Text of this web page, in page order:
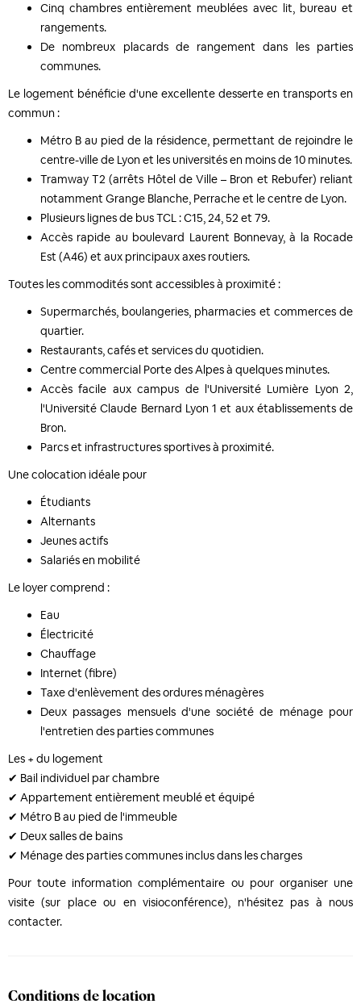
Cinq chambres entièrement meublées avec lit, bureau et
rangements.
De nombreux placards de rangement dans les parties
communes.
Le logement bénéficie d'une excellente desserte en transports en
commun :
Métro B au pied de la résidence, permettant de rejoindre le
centre-ville de Lyon et les universités en moins de 10 minutes.
Tramway T2 (arrêts Hôtel de Ville – Bron et Rebufer) reliant
notamment Grange Blanche, Perrache et le centre de Lyon.
Plusieurs lignes de bus TCL : C15, 24, 52 et 79.
Accès rapide au boulevard Laurent Bonnevay, à la Rocade
Est (A46) et aux principaux axes routiers.
Toutes les commodités sont accessibles à proximité :
Supermarchés, boulangeries, pharmacies et commerces de
quartier.
Restaurants, cafés et services du quotidien.
Centre commercial Porte des Alpes à quelques minutes.
Accès facile aux campus de l'Université Lumière Lyon 2,
l'Université Claude Bernard Lyon 1 et aux établissements de
Bron.
Parcs et infrastructures sportives à proximité.
Une colocation idéale pour
Étudiants
Alternants
Jeunes actifs
Salariés en mobilité
Le loyer comprend :
Eau
Électricité
Chauffage
Internet (fibre)
Taxe d'enlèvement des ordures ménagères
Deux passages mensuels d'une société de ménage pour
l'entretien des parties communes
Les + du logement
✔ Bail individuel par chambre
✔ Appartement entièrement meublé et équipé
✔ Métro B au pied de l'immeuble
✔ Deux salles de bains
✔ Ménage des parties communes inclus dans les charges
Pour toute information complémentaire ou pour organiser une
visite (sur place ou en visioconférence), n'hésitez pas à nous
contacter.
Conditions de location